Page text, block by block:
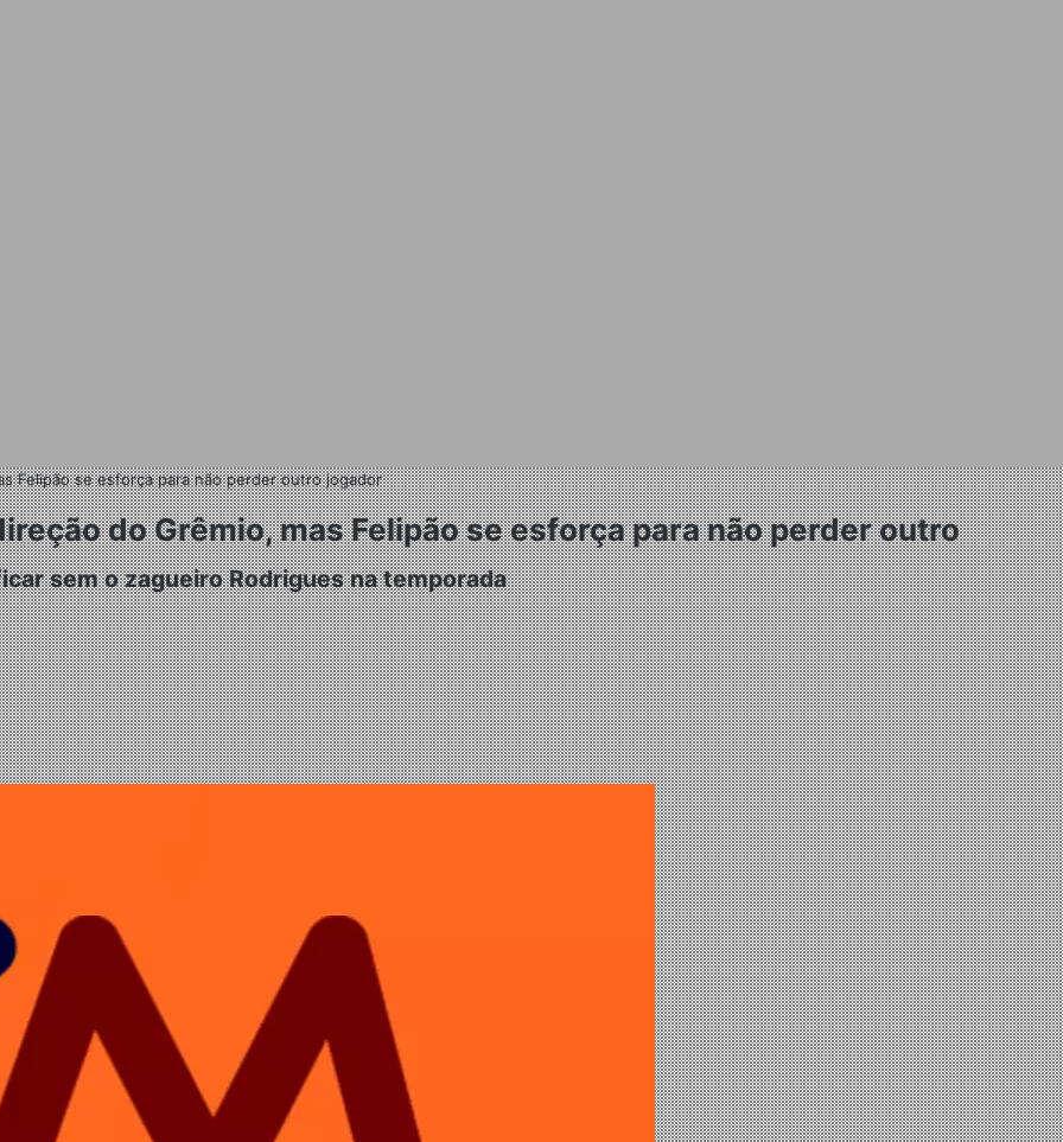
Felipão se esforça para não perder outro jogador
do Grêmio, mas Felipão se esforça para não perder outro
sem o zagueiro Rodrigues na temporada